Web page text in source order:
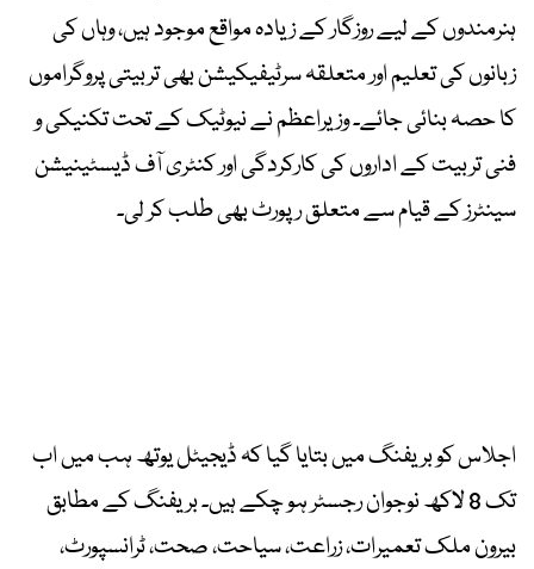
ہنرمندوں کے لیے روزگار کے زیادہ مواقع موجود ہیں، وہاں کی
زبانوں کی تعلیم اور متعلقہ سرٹیفیکیشن بھی تربیتی پروگراموں
کا حصہ بنائی جائے۔ وزیراعظم نے نیوٹیک کے تحت تکنیکی و
فنی تربیت کے اداروں کی کارکردگی اور کنٹری آف ڈیسٹینیشن
سینٹرز کے قیام سے متعلق رپورٹ بھی طلب کر لی۔
اجلاس کو بریفنگ میں بتایا گیا کہ ڈیجیٹل یوتھ ہب میں اب
تک 8 لاکھ نوجوان رجسٹر ہو چکے ہیں۔ بریفنگ کے مطابق
بیرون ملک تعمیرات، زراعت، سیاحت، صحت، ٹرانسپورٹ،